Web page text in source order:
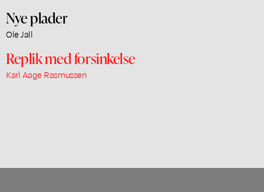
Nye plader
Ole Jall
Replik med forsinkelse
Karl Aage Rasmussen